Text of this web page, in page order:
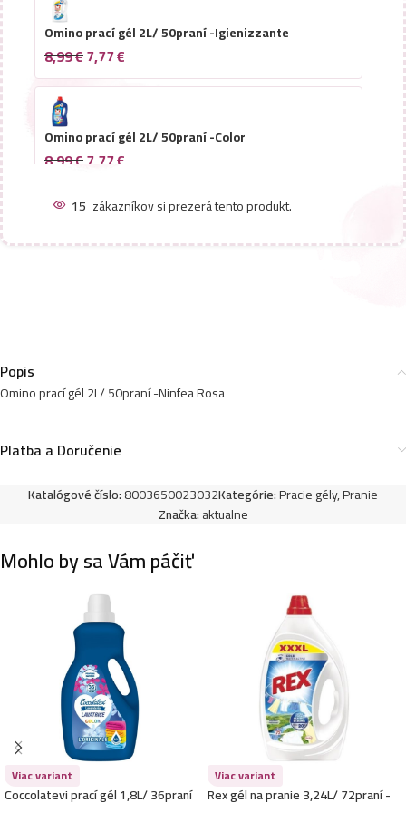
Omino prací gél 2L/ 50praní -Igienizzante
8,99€7,77€
Omino prací gél 2L/ 50praní -Color
8,99€7,77€
Omino prací gél 2L/ 50praní -Marsiglia
15 zákazníkov si prezerá tento produkt.
Popis
Omino prací gél 2L/ 50praní -Ninfea Rosa
Platba a Doručenie
Katalógové číslo:8003650023032Kategórie:Pracie gély,Pranie
Značka:aktualne
Mohlo by sa Vám páčiť
Viac variant
Coccolatevi prací gél 1,8L/ 36praní
Viac variant
Rex gél na pranie 3,24L/ 72praní -